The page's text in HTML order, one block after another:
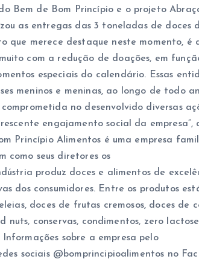
Bem de Bom Princípio e o projeto
as entregas das 3 toneladas de doces
merece destaque neste momento, é
com a redução de doações, em
especiais do calendário. Essas
meninos e meninas, ao longo de todo
no desenvolvido diversas
engajamento social da empresa”,
Princípio Alimentos é uma empresa
como seus diretores os
produz doces e alimentos de
dos consumidores. Entre os produtos
doces de frutas cremosos, doces de
conservas, condimentos, zero
sobre a empresa pelo
sociais @bomprincipioalimentos no